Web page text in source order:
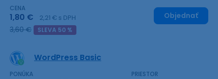
CENA
1,80 € 2,21 € s DPH
3,60 € SLEVA 50 %
Objednať
WordPress Basic
PONÚKA PRIESTOR